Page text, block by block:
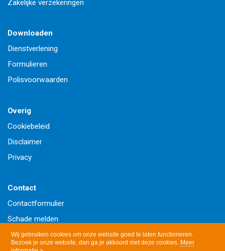
Wij gebruiken cookies om onze website goed te laten functioneren.
Bezoek je onze website, dan ga je akkoord met deze cookies. Meer
Zakelijke verzekeringen
Downloaden
Dienstverlening
Formulieren
Polisvoorwaarden
Overig
Cookiebeleid
Disclaimer
Privacy
Contact
Contactformulier
Schade melden
Wijziging doorgeven